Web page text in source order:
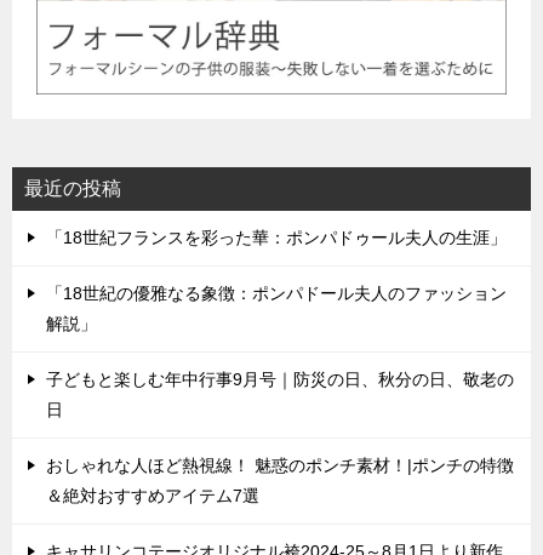
最近の投稿
「18世紀フランスを彩った華：ポンパドゥール夫人の生涯」
「18世紀の優雅なる象徴：ポンパドール夫人のファッション
解説」
子どもと楽しむ年中行事9月号｜防災の日、秋分の日、敬老の
日
おしゃれな人ほど熱視線！ 魅惑のポンチ素材！|ポンチの特徴
＆絶対おすすめアイテム7選
キャサリンコテージオリジナル袴2024-25～8月1日より新作